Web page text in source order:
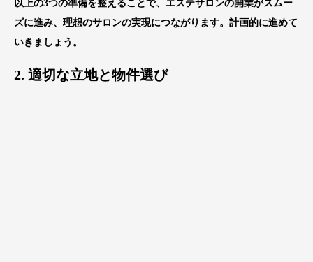
以上の3つの準備を整えることで、エステサロンの開業がスムー
ズに進み、理想のサロンの実現につながります。計画的に進めて
いきましょう。
2. 適切な立地と物件選び